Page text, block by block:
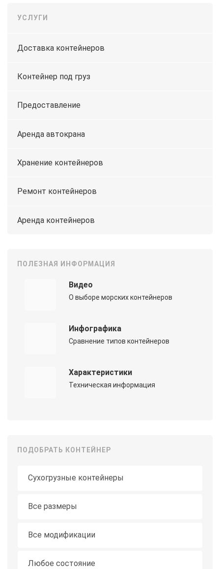
УСЛУГИ
Доставка контейнеров
Контейнер под груз
Предоставление
Аренда автокрана
Хранение контейнеров
Ремонт контейнеров
Аренда контейнеров
ПОЛЕЗНАЯ ИНФОРМАЦИЯ
Видео
О выборе морских контейнеров
Инфографика
Сравнение типов контейнеров
Характеристики
Техническая информация
ПОДОБРАТЬ КОНТЕЙНЕР
Все размеры
Все модификации
Любое состояние